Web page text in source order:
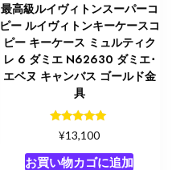
最高級ルイヴィトンスーパーコ
ピー ルイヴィトンキーケースコ
ピー キーケース ミュルティク
レ 6 ダミエ N62630 ダミエ･
エベヌ キャンバス ゴールド金
具
5段階中
5.00
の評価
¥13,100
お買い物カゴに追加